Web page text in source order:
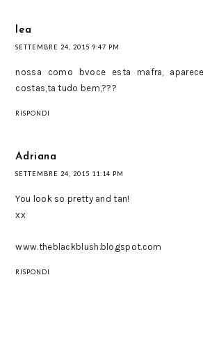
lea
SETTEMBRE 24, 2015 9:47 PM
nossa como bvoce esta mafra,
costas,ta tudo bem,???
RISPONDI
Adriana
SETTEMBRE 24, 2015 11:14 PM
You look so pretty and tan!
xx
www.theblackblush.blogspot.com
RISPONDI